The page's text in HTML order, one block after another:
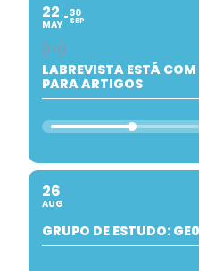
22
MAY
30
SEP
LABREVISTA ESTÁ
PARA ARTIGOS
26
AUG
GRUPO DE ESTUDO: